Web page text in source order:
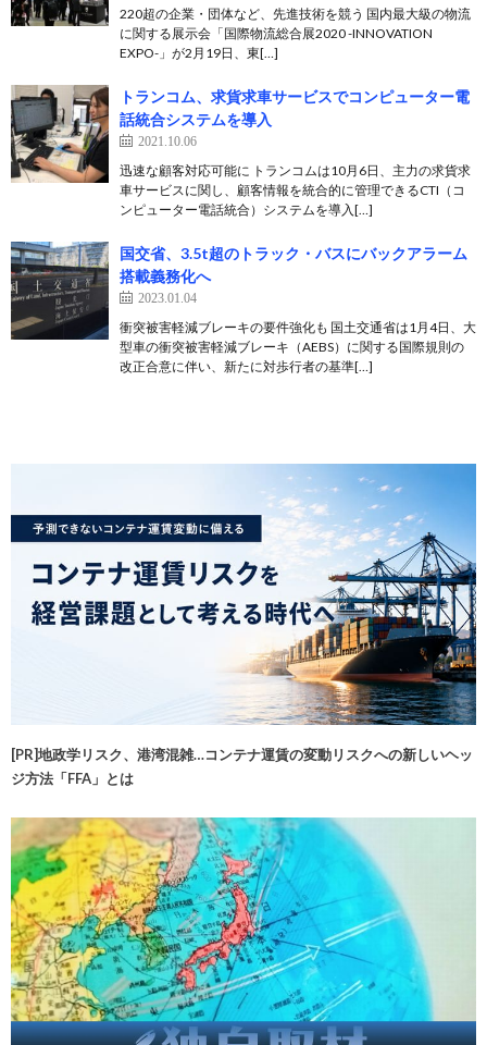
220超の企業・団体など、先進技術を競う 国内最大級の物流
に関する展示会「国際物流総合展2020 -INNOVATION
EXPO-」が2月19日、東[…]
トランコム、求貨求車サービスでコンピューター電
話統合システムを導入
2021.10.06
迅速な顧客対応可能に トランコムは10月6日、主力の求貨求
車サービスに関し、顧客情報を統合的に管理できるCTI（コ
ンピューター電話統合）システムを導入[…]
国交省、3.5t超のトラック・バスにバックアラーム
搭載義務化へ
2023.01.04
衝突被害軽減ブレーキの要件強化も 国土交通省は1月4日、大
型車の衝突被害軽減ブレーキ（AEBS）に関する国際規則の
改正合意に伴い、新たに対歩行者の基準[…]
[PR]地政学リスク、港湾混雑…コンテナ運賃の変動リスクへの新しいヘッ
ジ方法「FFA」とは